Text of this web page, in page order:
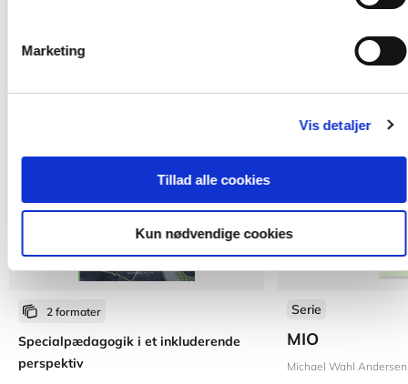
Marketing
Vis detaljer
Tillad alle cookies
Kun nødvendige cookies
2 formater
Specialpædagogik i et inkluderende
perspektiv
Serie
MIO
Michael Wahl Andersen